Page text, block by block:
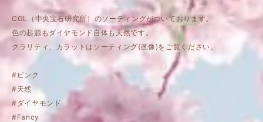
CGL（中央宝石研究所）のソーティングがついております。
色の起源もダイヤモンド自体も天然です。
クラリティ、カラットはソーティング(画像)をご覧ください。
#ピンク
#天然
#ダイヤモンド
#Fancy